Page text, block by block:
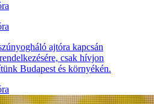
ajtóra kapcsán
csak hívjon
Budapest és környékén.